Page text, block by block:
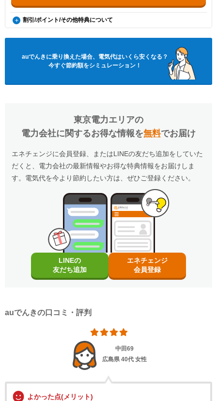
割引/ポイント/その他特典について
法人契約は対象外です。
対象金額は、auでんきご利用料金のうち、基本料金（または最低料金）
および電力量料金の合計金額（税抜）となります。燃料費調整額、再生
Pontaポイントの有効期限は、最後にポイント還元、またはポイント利
ただし、「auでんき」による還元のみでは保有ポイントの有効期限は延
※詳細についてはauでんきのHPをご確認ください。
※エネチェンジの節約額には上記ポイントは含まれておりません。
auでんき に乗り換えた場合、電気代はいくら安くなる？
今すぐ節約額をシミュレーション！
東京電力エリアの
電力会社に関するお得な情報を無料でお届け
エネチェンジに会員登録、またはLINEの友だち追加をしていた
だくと、電力会社の最新情報やお得な特典情報をお届けしま
す。電気代を今より節約したい方は、ぜひご登録ください。
LINEの
友だち追加
エネチェンジ
会員登録
auでんきの口コミ・評判
中田69
広島県 40代 女性
よかった点(メリット)